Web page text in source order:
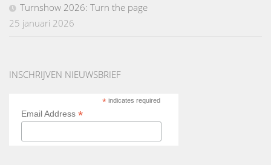
Turnshow 2026: Turn the page
25 januari 2026
INSCHRIJVEN NIEUWSBRIEF
* indicates required
Email Address *